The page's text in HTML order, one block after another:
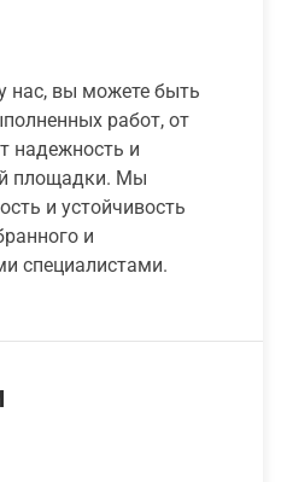
нас, вы можете быть
работ, от
надежность и
площадки. Мы
и устойчивость
и
специалистами.